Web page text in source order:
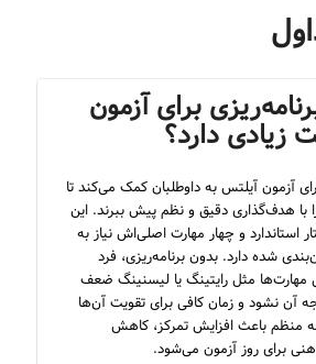
برای آزمون
زیادی دارد؟
آزمون آیلتس به داوطلبان کمک می‌کند تا
با هدف‌گذاری دقیق و نظم پیش ببرند. این
استاندارد و چهار مهارت اصلی‌اش نیاز به
شده دارد. بدون برنامه‌ریزی، فرد
مثل رایتینگ یا لیسنینگ ضعف
آن نشود و زمان کافی برای تقویت آن‌ها
منظم باعث افزایش تمرکز، کاهش
برای روز آزمون می‌شود.